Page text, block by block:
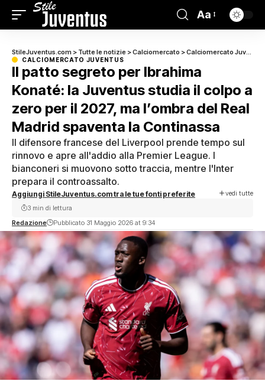
Aa
StileJuventus.com > Tutte le notizie >Calciomercato >Calciomercato Juventus
CALCIOMERCATO JUVENTUS
Il patto segreto per Ibrahima
Konaté: la Juventus studia il colpo a
zero per il 2027, ma l’ombra del Real
Madrid spaventa la Continassa
Il difensore francese del Liverpool prende tempo sul
rinnovo e apre all'addio alla Premier League. I
bianconeri si muovono sotto traccia, mentre l'Inter
prepara il controassalto.
Aggiungi StileJuventus.com tra le tue fonti preferite vedi tutte
Redazione Pubblicato 31 Maggio 2026 at 9:34
3 min di lettura